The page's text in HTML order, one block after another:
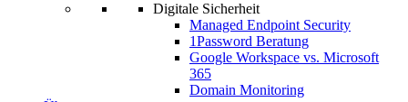
Digitale Sicherheit
Managed Endpoint Security
1Password Beratung
Google Workspace vs. Microsoft
365
Domain Monitoring